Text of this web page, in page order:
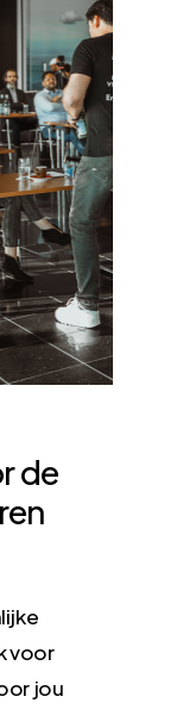
de
voor
jou